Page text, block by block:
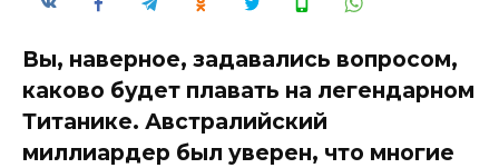
Вы, наверное, задавались вопросом,
каково будет плавать на легендарном
Титанике. Австралийский
миллиардер был уверен, что многие